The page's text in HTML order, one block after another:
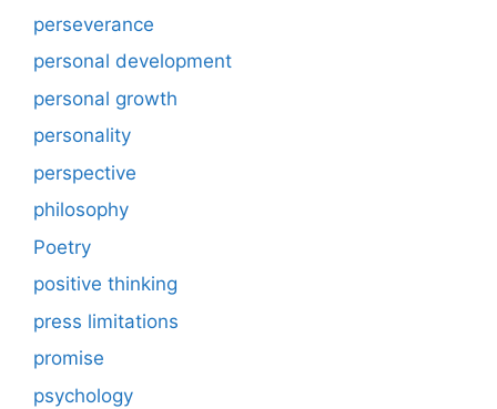
perseverance
personal development
personal growth
personality
perspective
philosophy
Poetry
positive thinking
press limitations
promise
psychology